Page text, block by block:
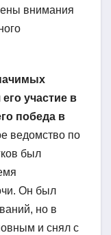
внимания
участие в
победа в
ведомство по
был
Он был
но в
и снял с